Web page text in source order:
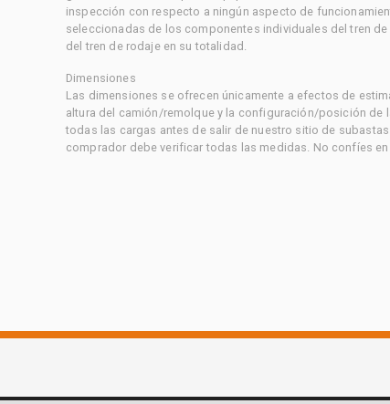
inspección con respecto a ningún aspecto de
seleccionadas de los componentes individuales del tren
del tren de rodaje en su totalidad.
Dimensiones
Las dimensiones se ofrecen únicamente a efectos de
altura del camión/remolque y la configuración/posición de
todas las cargas antes de salir de nuestro sitio de
comprador debe verificar todas las medidas. No confíes